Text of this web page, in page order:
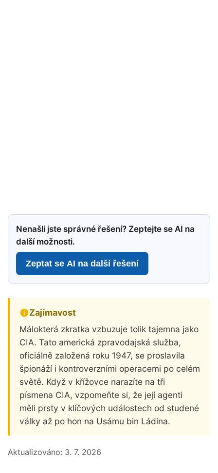
Nenašli jste správné řešení? Zeptejte se AI na
další možnosti.
Zeptat se AI na další řešení
Zajímavost
Málokterá zkratka vzbuzuje tolik tajemna jako
CIA. Tato americká zpravodajská služba,
oficiálně založená roku 1947, se proslavila
špionáží i kontroverzními operacemi po celém
světě. Když v křížovce narazíte na tři
písmena CIA, vzpomeňte si, že její agenti
měli prsty v klíčových událostech od studené
války až po hon na Usámu bin Ládina.
Aktualizováno: 3. 7. 2026